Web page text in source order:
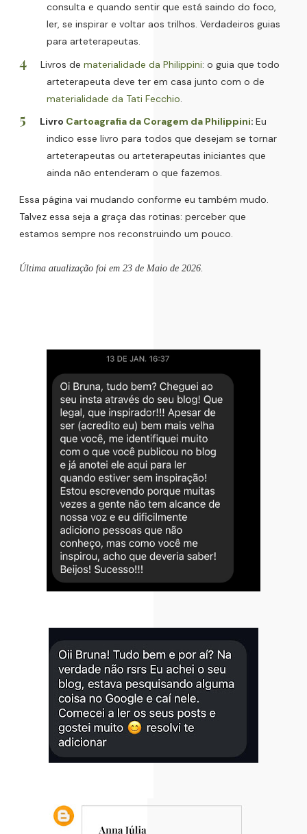
consulta e quando sentir que está saindo do foco,
ler, se inspirar e voltar aos trilhos. Verdadeiros guias
para arteterapeutas.
Livros de materialidade da Philippini: o guia que todo
arteterapeuta deve ter em casa junto com o de
materialidade da Tati Fecchio.
Livro Cartoagrafia da Coragem da Philippini: Eu
indico esse livro para todos que desejam se tornar
arteterapeutas ou arteterapeutas iniciantes que
ainda não entenderam o que fazemos.
Essa página vai mudando conforme eu também mudo.
Talvez essa seja a graça das rotinas: perceber que
estamos sempre nos reconstruindo um pouco.
Última atualização foi em 23 de Maio de 2026.